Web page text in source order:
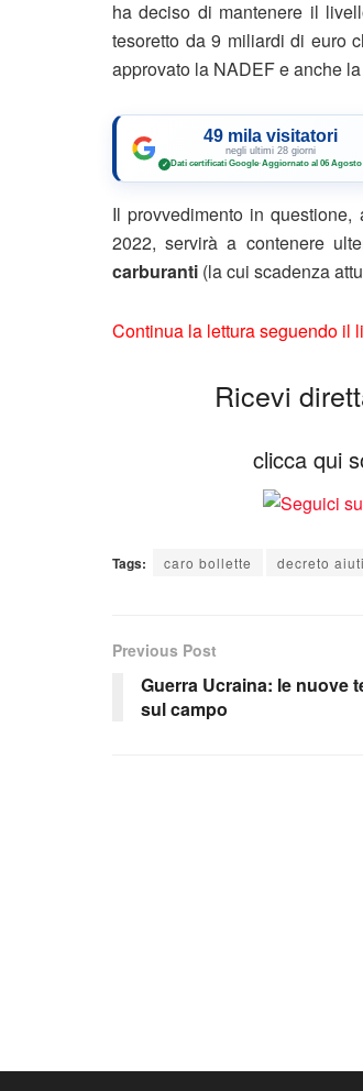
ha deciso di mantenere il
tesoretto da 9 miliardi di euro
approvato la NADEF e anche
49 mila visitatori
negli ultimi 28 giorni
✓ Dati certificati Google·Aggiornato al 06 Agosto
Il provvedimento in
2022, servirà a contenere
carburanti (la cui scadenza
Continua la lettura seguendo il
Ricevi
clicca qui
Tags: caro bollette decreto aiuti
Previous Post
Guerra Ucraina: le nuove
sul campo